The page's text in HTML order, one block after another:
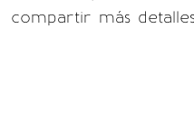
compartir más